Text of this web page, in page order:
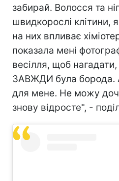
забирай. Волосся та
швидкорослі клітини,
на них впливає
показала мені
весілля, щоб
ЗАВЖДИ була борода.
для мене. Не можу
знову відросте", -